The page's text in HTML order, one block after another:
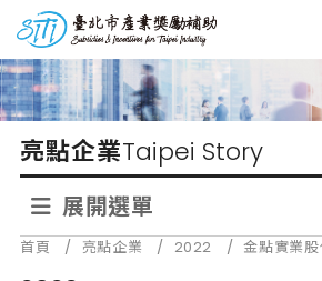
到
主
要
內
台北市產業獎勵補助
亮點企業Taipei Story
展開選單
首頁 / 亮點企業 / 2022 / 金點實業